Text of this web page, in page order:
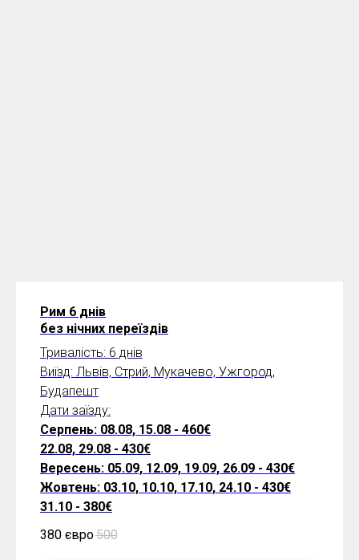
Рим 6 днів
без нічних переїздів
Тривалість: 6 днів
Виїзд: Львів, Стрий, Мукачево, Ужгород,
Будапешт
Дати заїзду:
Серпень: 08.08, 15.08 - 460€
22.08, 29.08 - 430€
Вересень: 05.09, 12.09, 19.09, 26.09 - 430€
Жовтень: 03.10, 10.10, 17.10, 24.10 - 430€
31.10 - 380€
380 євро500